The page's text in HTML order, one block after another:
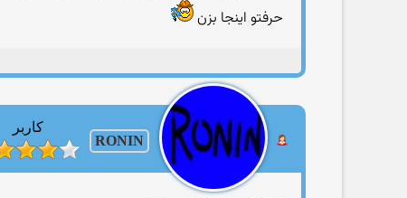
حرفتو اینجا بزن
RONIN
کاربر